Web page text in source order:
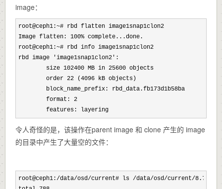
image：
root@ceph1:~# rbd flatten image1snap1clon2
Image flatten: 100% complete...done.
root@ceph1:~# rbd info image1snap1clon2
rbd image 'image1snap1clon2' :
        size 102400 MB in 25600
objects
        order 22 (4096
kB objects)
        block_name_prefix: rbd_data.fb173d1b58ba
        format: 2
        features: layering
令人奇怪的是，该操作在parent image 和 clone 产生的 image
的目录中产生了大量空的文件：
root@ceph1:/data/osd/current# ls /data/osd/current/